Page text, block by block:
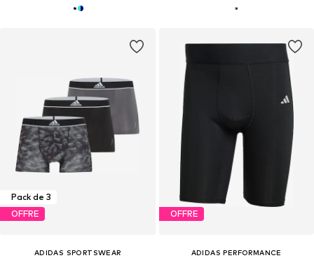
Pack de 3
OFFRE
ADIDAS SPORTSWEAR
OFFRE
ADIDAS PERFORMANCE